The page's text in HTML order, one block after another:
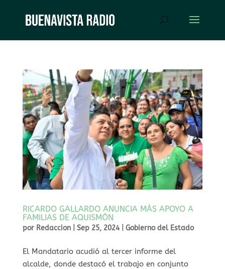
RICARDO GALLARDO ANUNCIA MÁS APOYO A
FAMILIAS DE AQUISMÓN
por Redaccion| Sep 25, 2024| Gobierno del Estado
El Mandatario acudió al tercer informe del
alcalde, donde destacó el trabajo en conjunto